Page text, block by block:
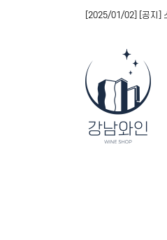
[2025/01/02] [공지]